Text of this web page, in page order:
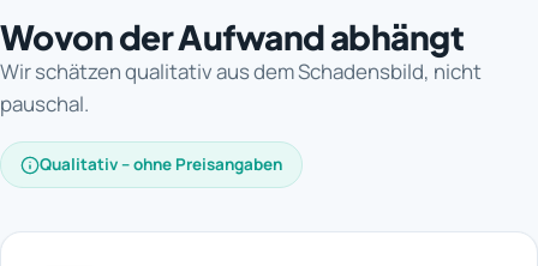
Wovon der Aufwand abhängt
Wir schätzen qualitativ aus dem Schadensbild, nicht
pauschal.
Qualitativ – ohne Preisangaben